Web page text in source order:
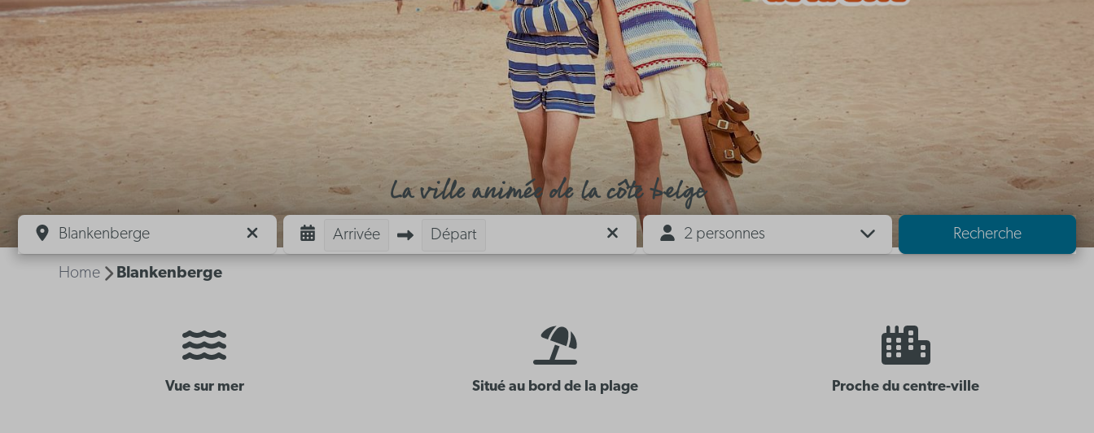
La ville animée de la côte belge
Blankenberge Arrivée Départ 2 personnes Recherche
Home Blankenberge
Vue sur mer Situé au bord de la plage Proche du centre-ville